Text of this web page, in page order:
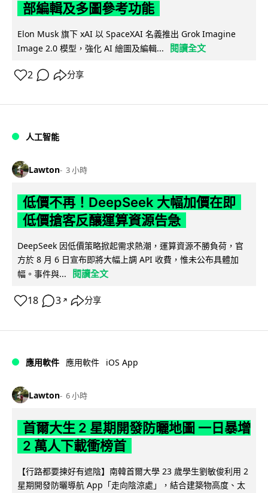
部編輯及多圖參考功能
Elon Musk 旗下 xAI 以 SpaceXAI 名義推出 Grok Imagine
Image 2.0 模型，強化 AI 繪圖及編輯...
閱讀全文
2 分享
人工智能
Lawton 3 小時
低價不再！DeepSeek 大幅加價在即
低價搶客反釀運算資源告急
DeepSeek 因低價策略掀起需求熱潮，運算資源不勝負荷，官
方於 8 月 6 日宣布即將大幅上調 API 收費，惟未公布具體加
幅。事件與...
閱讀全文
18 3 ↗ 分享
應用軟件 應用軟件 iOS App
Lawton 6 小時
首爾大生 2 星期開發防曬地圖 一日暴增
2 萬人下載衝榜首
【行路都要揀好有遮陰】南韓首爾大學 23 歲學生劉敏俊利用 2
星期開發防曬導航 App「走向陰涼處」，結合建築物高度、太